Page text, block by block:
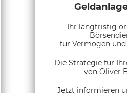
Ihr langfristig
für Vermögen
Die Strategie für
von Oliver
Jetzt informieren